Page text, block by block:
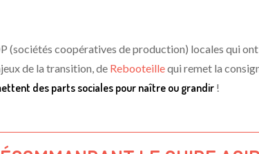
(sociétés coopératives de production) locales qui
de la transition, de Rebooteillequi remet la
des parts sociales pour naître ou grandir !